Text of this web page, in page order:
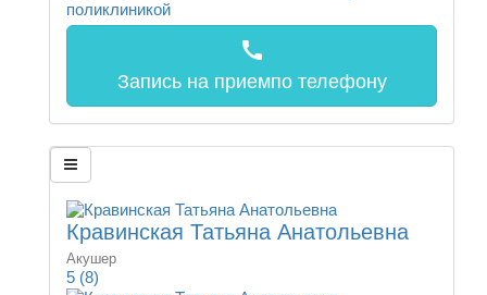
call
Запись на приемпо телефону
Кравинская Татьяна Анатольевна
Акушер
5 (8)